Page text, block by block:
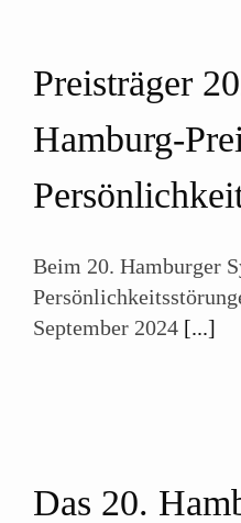
Preisträger
Hamburg-
Beim 20. Hamburger
September 2024 [...]
Das 20.